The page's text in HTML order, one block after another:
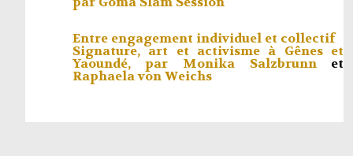
Entre engagement individuel et collectif
Signature, art et activisme à Gênes et
Yaoundé, par Monika Salzbrunnet
Raphaela von Weichs